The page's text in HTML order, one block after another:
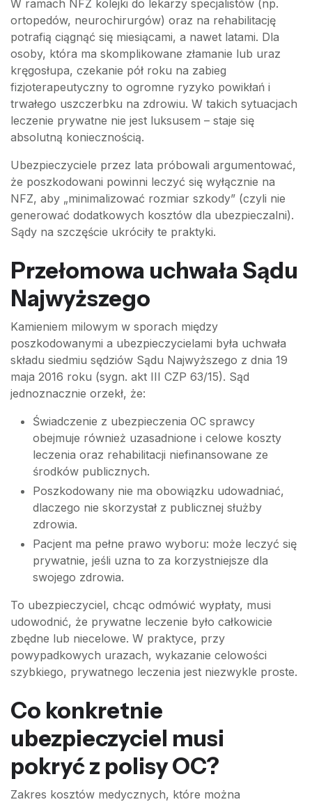
W ramach NFZ kolejki do lekarzy specjalistów (np.
ortopedów, neurochirurgów) oraz na rehabilitację
potrafią ciągnąć się miesiącami, a nawet latami. Dla
osoby, która ma skomplikowane złamanie lub uraz
kręgosłupa, czekanie pół roku na zabieg
fizjoterapeutyczny to ogromne ryzyko powikłań i
trwałego uszczerbku na zdrowiu. W takich sytuacjach
leczenie prywatne nie jest luksusem – staje się
absolutną koniecznością.
Ubezpieczyciele przez lata próbowali argumentować,
że poszkodowani powinni leczyć się wyłącznie na
NFZ, aby „minimalizować rozmiar szkody” (czyli nie
generować dodatkowych kosztów dla ubezpieczalni).
Sądy na szczęście ukróciły te praktyki.
Przełomowa uchwała Sądu
Najwyższego
Kamieniem milowym w sporach między
poszkodowanymi a ubezpieczycielami była uchwała
składu siedmiu sędziów Sądu Najwyższego z dnia 19
maja 2016 roku (sygn. akt III CZP 63/15). Sąd
jednoznacznie orzekł, że:
Świadczenie z ubezpieczenia OC sprawcy
obejmuje również uzasadnione i celowe koszty
leczenia oraz rehabilitacji niefinansowane ze
środków publicznych.
Poszkodowany nie ma obowiązku udowadniać,
dlaczego nie skorzystał z publicznej służby
zdrowia.
Pacjent ma pełne prawo wyboru: może leczyć się
prywatnie, jeśli uzna to za korzystniejsze dla
swojego zdrowia.
To ubezpieczyciel, chcąc odmówić wypłaty, musi
udowodnić, że prywatne leczenie było całkowicie
zbędne lub niecelowe. W praktyce, przy
powypadkowych urazach, wykazanie celowości
szybkiego, prywatnego leczenia jest niezwykle proste.
Co konkretnie
ubezpieczyciel musi
pokryć z polisy OC?
Zakres kosztów medycznych, które można